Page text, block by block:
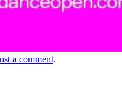
a comment.